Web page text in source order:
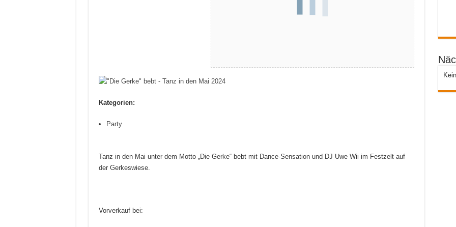
Kategorien:
Party
Tanz in den Mai unter dem Motto „Die Gerke“ bebt mit Dance-Sensation und DJ Uwe Wii im Festzelt auf
der Gerkeswiese.
Vorverkauf bei: